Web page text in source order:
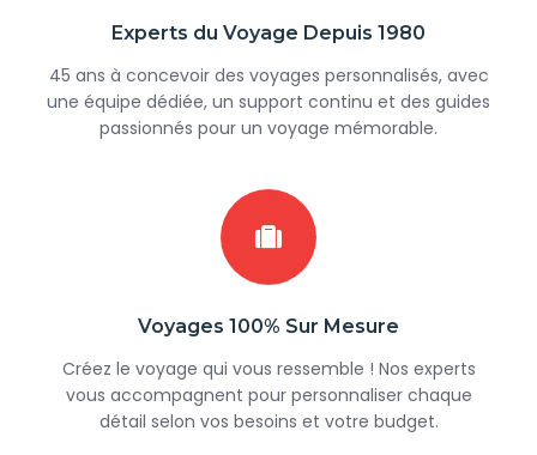
Experts du Voyage Depuis 1980
45 ans à concevoir des voyages personnalisés, avec
une équipe dédiée, un support continu et des guides
passionnés pour un voyage mémorable.
Voyages 100% Sur Mesure
Créez le voyage qui vous ressemble ! Nos experts
vous accompagnent pour personnaliser chaque
détail selon vos besoins et votre budget.